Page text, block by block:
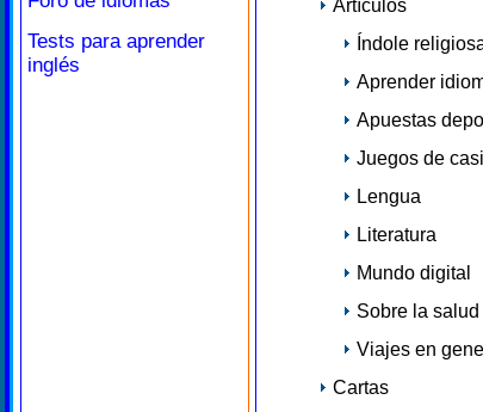
Tests para aprender
inglés
Artículos
Índole
Aprender
Apuestas
Juegos de
Lengua
Literatura
Mundo digital
Sobre la salud
Viajes en
Cartas